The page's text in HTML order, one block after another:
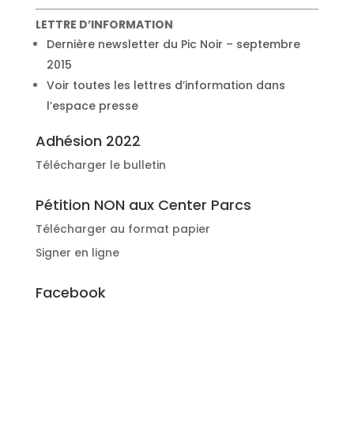
LETTRE D’INFORMATION
Dernière newsletter du Pic Noir – septembre
2015
Voir toutes les lettres d’information dans
l’espace presse
Adhésion 2022
Télécharger le bulletin
Pétition NON aux Center Parcs
Télécharger au format papier
Signer en ligne
Facebook